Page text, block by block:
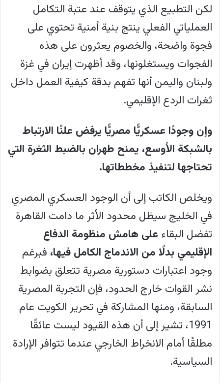
حيث زودت الإمارات إسرائيل بمعدات
وتقنيات متخصصة دعمت منظومة القبة
الحديدية في مارس 2026. يمكن قراءة توجه
التقرير بوصفه محاولة لإعادة توسيع دائرة
الشركاء المنخرطين في الحرب على إيران،
عبر التركيز المكثف على الدور المصري
وعلاقاته وتحركاته في الخليج والبحر الأحمر،
بما قد يوحي بوجود سعي غير مباشر للزج
بمصر في سياق المواجهة.
لكن التطبيع الذي يتوقف عند عتبة التكامل
العملياتي الفعلي ينتج بنية أمنية تحتوي على
فجوة واضحة، والخصوم يعثرون على هذه
الفجوات ويستغلونها، وقد أظهرت إيران في غزة
ولبنان واليمن أنها تفهم بدقة كيفية العمل داخل
ثغرات الردع الإقليمي.
وإن وجودًا عسكريًّا مصريًّا يرفض علنًا الارتباط
بالشبكة الأوسع، يمنح طهران بالضبط الثغرة التي
تحتاجها لتنفيذ مخططاتها.
ويخلص الكاتب إلى أن الوجود العسكري المصري
في الخليج سيظل محدود الأثر ما دامت القاهرة
تفضل البقاء على هامش منظومة الدفاع
الإقليمي بدلًا من الاندماج الكامل فيها، فبرغم
وجود اعتبارات دستورية مصرية تتعلق بضوابط
نشر القوات خارج الحدود، فإن التجربة المصرية
السابقة، ومنها المشاركة في تحرير الكويت عام
1991، تشير إلى أن هذه القيود ليست عائقًا
مطلقًا أمام الانخراط الخارجي عندما تتوافر الإرادة
السياسية.